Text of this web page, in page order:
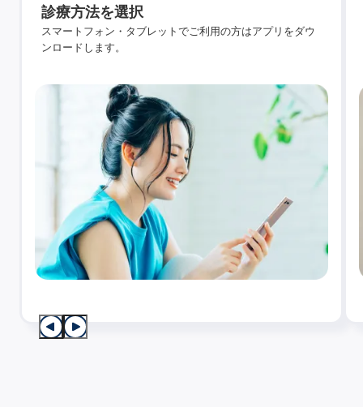
診療方法を選択
スマートフォン・タブレットでご利用の方はアプリをダウ
ンロードします。